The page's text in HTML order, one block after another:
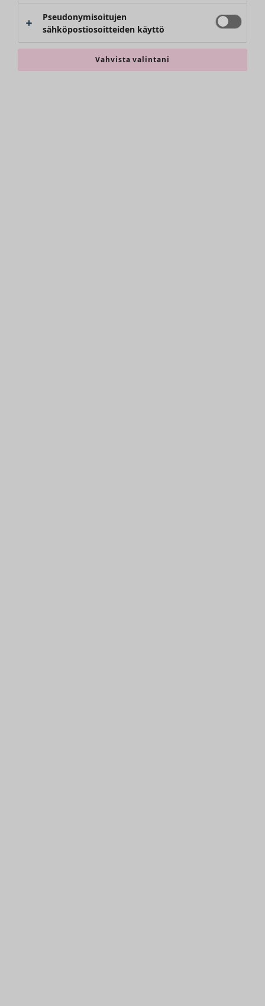
Pseudonymisoitujen
sähköpostiosoitteiden käyttö
Vahvista valintani